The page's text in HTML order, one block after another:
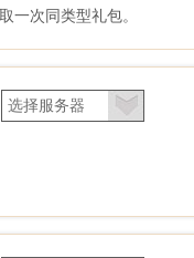
一次同类型礼包。